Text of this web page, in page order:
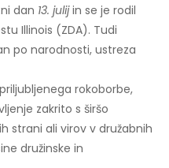
dan 13. julijin se je rodil
Illinois (ZDA). Tudi
po narodnosti, ustreza
rokoborbe,
zakrito s širšo
strani ali virov v družabnih
družinske in